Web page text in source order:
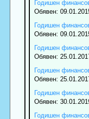
Годишен
Обявен:
Годишен
Обявен:
Годишен
Обявен:
Годишен
Обявен:
Годишен
Обявен:
Годишен